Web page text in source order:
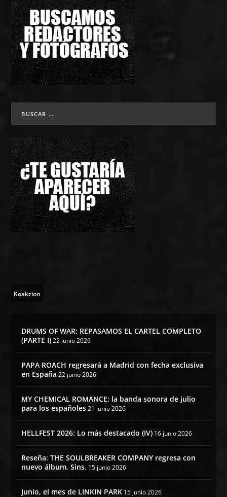
Koakzion
DRUMS OF WAR: REPASAMOS EL CARTEL COMPLETO
(PARTE I) 22 junio 2026
PAPA ROACH regresará a Madrid con fecha exclusiva
en España 22 junio 2026
MY CHEMICAL ROMANCE: la banda sonora de julio
para los españoles 21 junio 2026
HELLFEST 2026: Lo más destacado (IV) 16 junio 2026
Reseña: THE SOULBREAKER COMPANY regresa con
nuevo álbum, Sins. 15 junio 2026
Junio, el mes de LINKIN PARK 15 junio 2026